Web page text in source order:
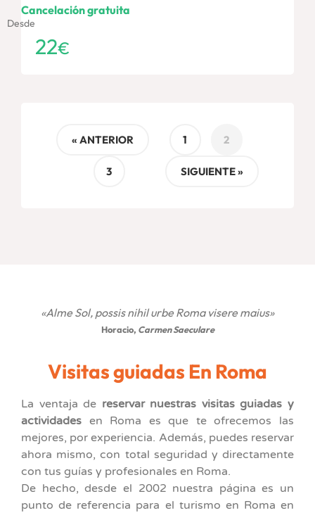
Desde
22€
Cancelación gratuita
« ANTERIOR 1 2
3 SIGUIENTE »
«Alme Sol, possis nihil urbe Roma visere maius»
Horacio, Carmen Saeculare
Visitas guiadas En Roma
La ventaja de reservar nuestras visitas guiadas y
actividades en Roma es que te ofrecemos las
mejores, por experiencia. Además, puedes reservar
ahora mismo, con total seguridad y directamente
con tus guías y profesionales en Roma.
De hecho, desde el 2002 nuestra página es un
punto de referencia para el turismo en Roma en